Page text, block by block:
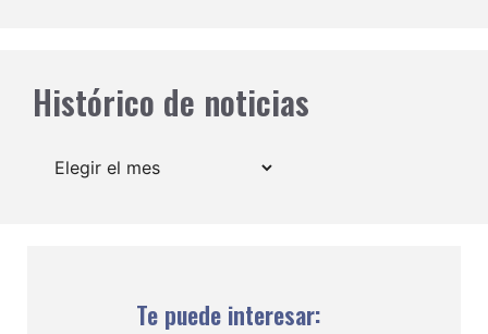
Histórico de noticias
Archivos
Te puede interesar: